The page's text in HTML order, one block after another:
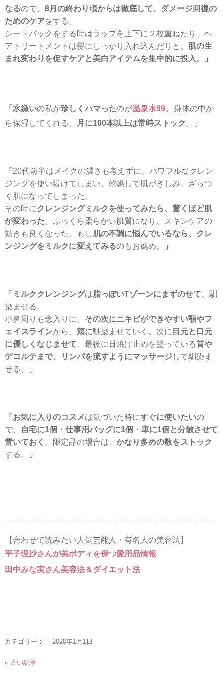
なるので、 8月の終わり頃からは徹底して、ダメージ回復の
ためのケアをする。
シートバックをする時はラップを上下に２枚重ねたり、ヘ
アトリートメントは髪にしっかり入れ込んだりと、 肌の生
まれ変わりを促すケアと美白アイテムを集中的に投入 。 」
「水嫌いの私が珍しくハマったのが温泉水99。 身体の中か
ら保湿してくれる。
月に100本以上は常時ストック 。 」
「 20代前半はメイクの濃さも考えずに、パワフルなクレン
ジングを使い続けてしまい、乾燥して肌がきしみ、ざらつ
く肌になってしまった。
その時にクレンジングミルクを使ってみたら、驚くほど肌
が変わった。ふっくら柔らかい肌質になり、スキンケアの
効きも良くなった。もし肌の不調に悩んでいるなら、クレ
ンジングをミルクに変えてみるのもお薦め。 」
「ミルククレンジングは脂っぽいTゾーンにまずのせて 、馴
染ませる。
小鼻周りも念入りに。 その次にニキビができやすい顎やフ
ェイスラインから、 頬に馴染ませていく。次に 目元と口元
に優しくなじませて 、最後に日焼け止めを塗っている首や
デコルテまで、リンパを流すようにマッサージして馴染ま
せる。
」
「お気に入りのコスメは気づいた時にすぐに使いたいの
で、
自宅に1個・仕事用バッグに1個・車に1個と分散させて
置いておく 。限定品の場合は、 かなり多めの数をストック
する。
」
【合わせて読みたい人気芸能人・有名人の美容法】
平子理沙さんが美ボディを保つ愛用品情報
田中みな実さん美容法＆ダイエット法
カテゴリー： ｜2020年1月1日
« 古い記事